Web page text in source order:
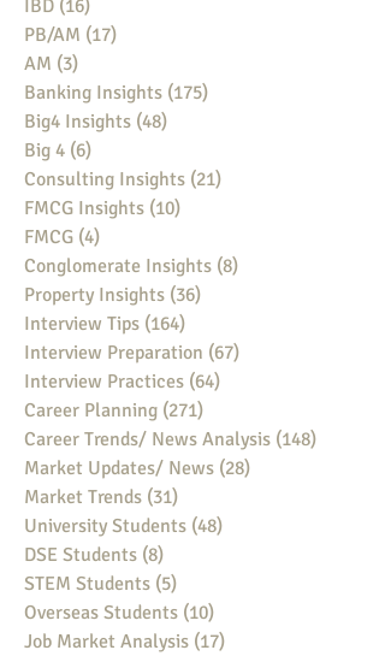
IBD (16)
PB/AM (17)
AM (3)
Banking Insights (175)
Big4 Insights (48)
Big 4 (6)
Consulting Insights (21)
FMCG Insights (10)
FMCG (4)
Conglomerate Insights (8)
Property Insights (36)
Interview Tips (164)
Interview Preparation (67)
Interview Practices (64)
Career Planning (271)
Career Trends/ News Analysis (148)
Market Updates/ News (28)
Market Trends (31)
University Students (48)
DSE Students (8)
STEM Students (5)
Overseas Students (10)
Job Market Analysis (17)